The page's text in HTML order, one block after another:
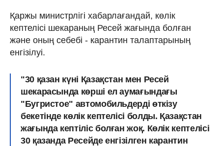
Қаржы министрлігі хабарлағандай, көлік
кептелісі шекараның Ресей жағында болған
және оның себебі - карантин талаптарының
енгізілуі.
"30 қазан күні Қазақстан мен Ресей
шекарасында көрші ел аумағындағы
"Бугристое" автомобильдерді өткізу
бекетінде көлік кептелісі болды. Қазақстан
жағында кептіліс болған жоқ. Көлік кептелісі
30 қазанда Ресейде енгізілген карантин